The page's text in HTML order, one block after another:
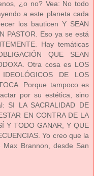
¿o no? Vea: No todo
a este planeta cada
los bauticen Y SEAN
PASTOR. Eso ya se está
Hay temáticas
QUE SEAN
Otra cosa es LOS
DE LOS
Porque tampoco es
por su estética, sino
SI LA SACRALIDAD DE
EN CONTRA DE LA
Y TODO GANAR, Y QUE
Yo creo que la
Brannon, desde San